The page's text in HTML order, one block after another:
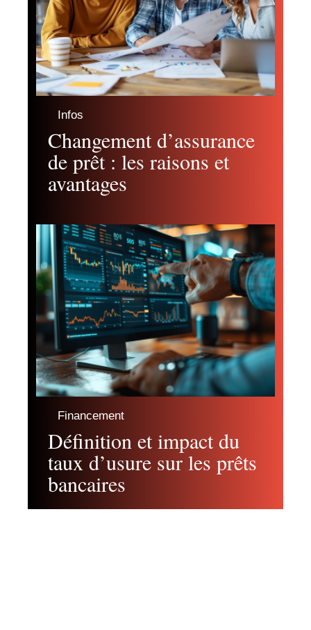
Infos
Changement d’assurance
de prêt : les raisons et
avantages
Financement
Définition et impact du
taux d’usure sur les prêts
bancaires